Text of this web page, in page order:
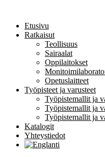
Etusivu
Ratkaisut
Teollisuus
Sairaalat
Oppilaitokset
Opetuslaitteet
Työpisteet ja varusteet
Työpistemallit ja
Työpistemallit ja
Työpistemallit ja
Katalogit
Yhteystiedot